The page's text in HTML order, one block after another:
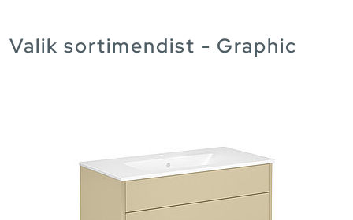
Valik sortimendist - Graphic